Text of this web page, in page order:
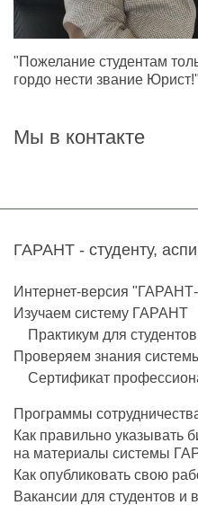
"Пожелание студентам
гордо нести звание Юрист!"
Мы в контакте
ГАРАНТ - студенту,
Интернет-версия
Изучаем систему ГАРАНТ
Практикум для студентов
Проверяем знания
Сертификат
Программы
Как правильно указывать
на материалы системы
Как опубликовать свою
Вакансии для студентов и